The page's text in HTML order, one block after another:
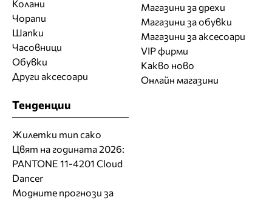
Колани
Чорапи
Шапки
Часовници
Обувки
Други аксесоари
Магазини за дрехи
Магазини за обувки
Магазини за aксесоари
VIP фирми
Какво ново
Онлайн магазини
Тенденции
Жилетки тип сако
Цвят на годината 2026:
PANTONE 11-4201 Cloud
Dancer
Модните прогнози за